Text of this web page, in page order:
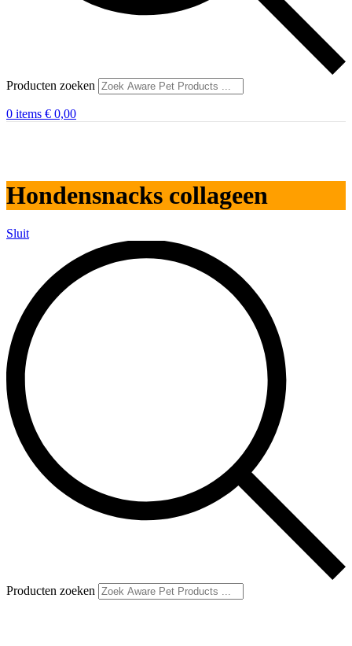
Producten zoeken
0 items € 0,00
Hondensnacks collageen
Sluit
Producten zoeken